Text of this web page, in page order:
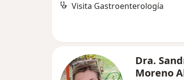
Visita Gastroenterología
Dra.
Moreno